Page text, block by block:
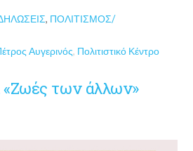
, ΠΟΛΙΤΙΣΜΌΣ/
Αυγερινός, Πολιτιστικό Κέντρο
«Ζωές των άλλων»